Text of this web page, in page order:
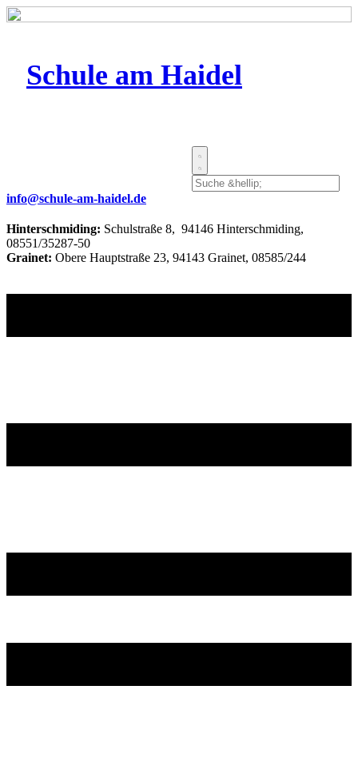
Schule am Haidel
info@schule-am-haidel.de
Hinterschmiding: Schulstraße 8, 94146 Hinterschmiding,
08551/35287-50
Grainet: Obere Hauptstraße 23, 94143 Grainet, 08585/244